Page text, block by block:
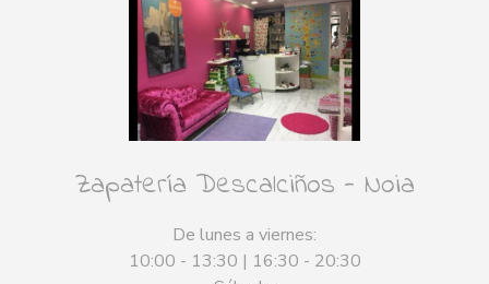
Zapatería Descalciños - Noia
De lunes a viernes:
10:00 - 13:30 | 16:30 - 20:30